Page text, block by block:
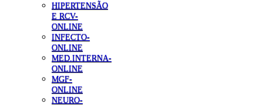
HIPERTENSÃO
E RCV-
ONLINE
INFECTO-
ONLINE
MED.INTERNA-
ONLINE
MGF-
ONLINE
NEURO-